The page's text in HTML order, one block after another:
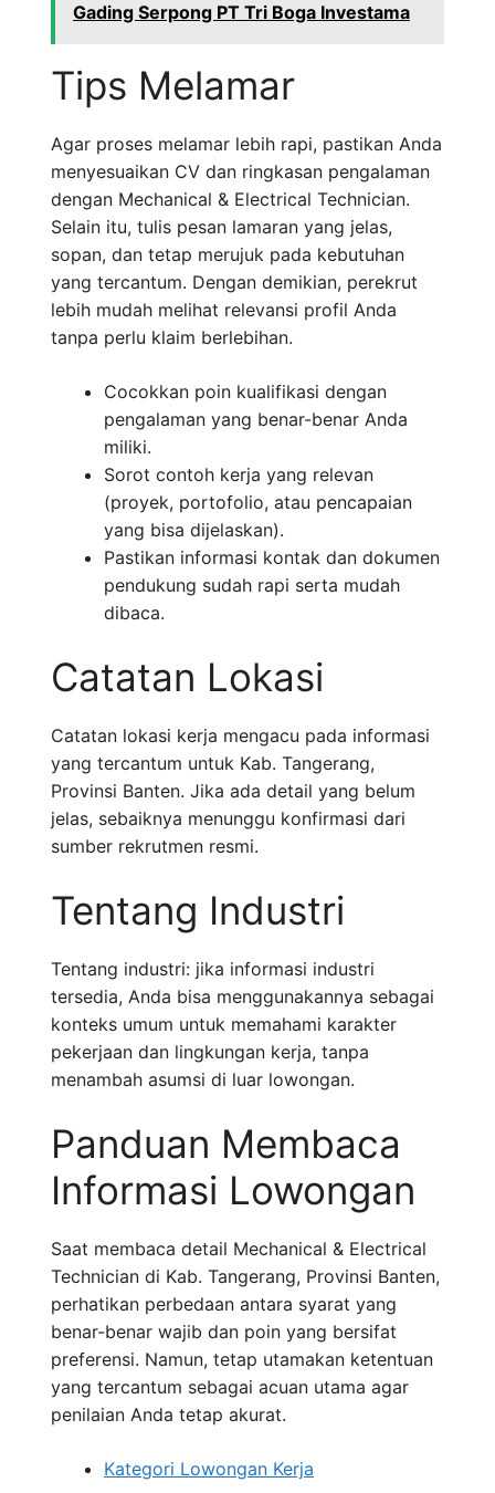
Gading Serpong PT Tri Boga Investama
Tips Melamar
Agar proses melamar lebih rapi, pastikan Anda
menyesuaikan CV dan ringkasan pengalaman
dengan Mechanical & Electrical Technician.
Selain itu, tulis pesan lamaran yang jelas,
sopan, dan tetap merujuk pada kebutuhan
yang tercantum. Dengan demikian, perekrut
lebih mudah melihat relevansi profil Anda
tanpa perlu klaim berlebihan.
Cocokkan poin kualifikasi dengan
pengalaman yang benar-benar Anda
miliki.
Sorot contoh kerja yang relevan
(proyek, portofolio, atau pencapaian
yang bisa dijelaskan).
Pastikan informasi kontak dan dokumen
pendukung sudah rapi serta mudah
dibaca.
Catatan Lokasi
Catatan lokasi kerja mengacu pada informasi
yang tercantum untuk Kab. Tangerang,
Provinsi Banten. Jika ada detail yang belum
jelas, sebaiknya menunggu konfirmasi dari
sumber rekrutmen resmi.
Tentang Industri
Tentang industri: jika informasi industri
tersedia, Anda bisa menggunakannya sebagai
konteks umum untuk memahami karakter
pekerjaan dan lingkungan kerja, tanpa
menambah asumsi di luar lowongan.
Panduan Membaca
Informasi Lowongan
Saat membaca detail Mechanical & Electrical
Technician di Kab. Tangerang, Provinsi Banten,
perhatikan perbedaan antara syarat yang
benar-benar wajib dan poin yang bersifat
preferensi. Namun, tetap utamakan ketentuan
yang tercantum sebagai acuan utama agar
penilaian Anda tetap akurat.
Kategori Lowongan Kerja